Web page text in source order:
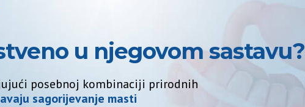
u njegovom sastavu?
posebnoj kombinaciji prirodnih
sagorijevanje masti